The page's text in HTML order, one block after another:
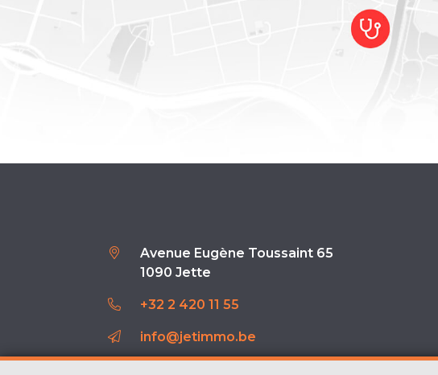
Avenue Eugène Toussaint 65
1090 Jette
+32 2 420 11 55
info@jetimmo.be